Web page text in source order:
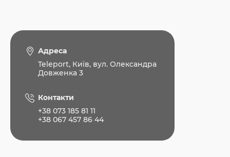
Адреса
Teleport, Київ, вул. Олександра
Довженка 3
Контакти
+38 073 185 81 11
+38 067 457 86 44